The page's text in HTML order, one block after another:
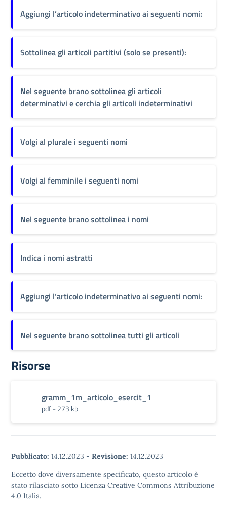
Aggiungi l’articolo indeterminativo ai seguenti nomi:
Sottolinea gli articoli partitivi (solo se presenti):
Nel seguente brano sottolinea gli articoli
determinativi e cerchia gli articoli indeterminativi
Volgi al plurale i seguenti nomi
Volgi al femminile i seguenti nomi
Nel seguente brano sottolinea i nomi
Indica i nomi astratti
Aggiungi l’articolo indeterminativo ai seguenti nomi:
Nel seguente brano sottolinea tutti gli articoli
Risorse
gramm_1m_articolo_esercit_1
pdf - 273 kb
Pubblicato: 14.12.2023 - Revisione: 14.12.2023
Eccetto dove diversamente specificato, questo articolo è
stato rilasciato sotto Licenza Creative Commons Attribuzione
4.0 Italia.